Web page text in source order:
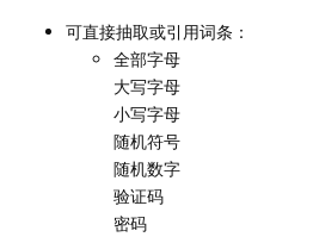
可直接抽取或引用词条：
全部字母
大写字母
小写字母
随机符号
随机数字
验证码
密码